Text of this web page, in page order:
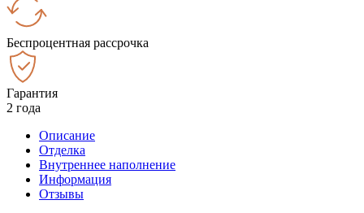
Беспроцентная рассрочка
Гарантия
2 года
Описание
Отделка
Внутреннее наполнение
Информация
Отзывы